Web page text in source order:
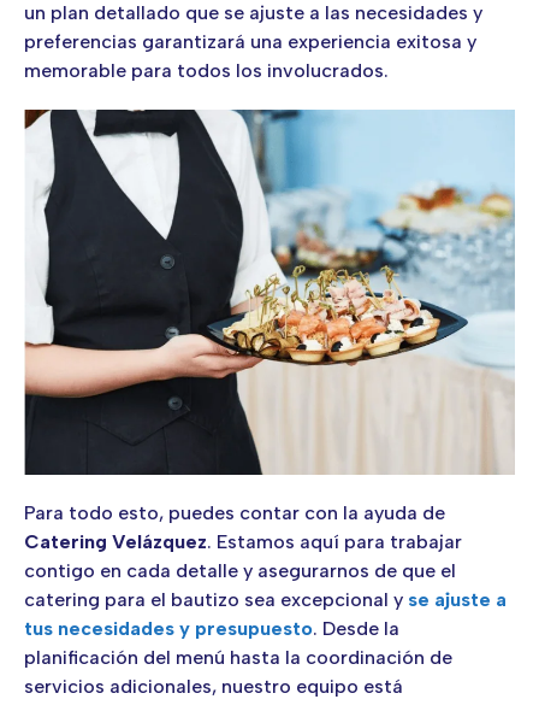
un plan detallado que se ajuste a las necesidades y
preferencias garantizará una experiencia exitosa y
memorable para todos los involucrados.
Para todo esto, puedes contar con la ayuda de
Catering Velázquez. Estamos aquí para trabajar
contigo en cada detalle y asegurarnos de que el
catering para el bautizo sea excepcional y se ajuste a
tus necesidades y presupuesto. Desde la
planificación del menú hasta la coordinación de
servicios adicionales, nuestro equipo está